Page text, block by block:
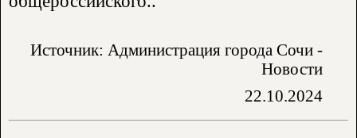
Источник: Администрация города Сочи -
Новости
22.10.2024